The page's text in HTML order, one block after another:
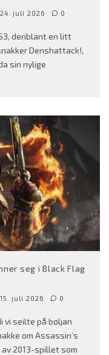
24. juli 2026 0
deriblant en litt
Denshattack!,
sin nylige
seg i Black Flag
15. juli 2026 0
vi seilte på bøljan
om Assassin’s
av 2013-spillet som